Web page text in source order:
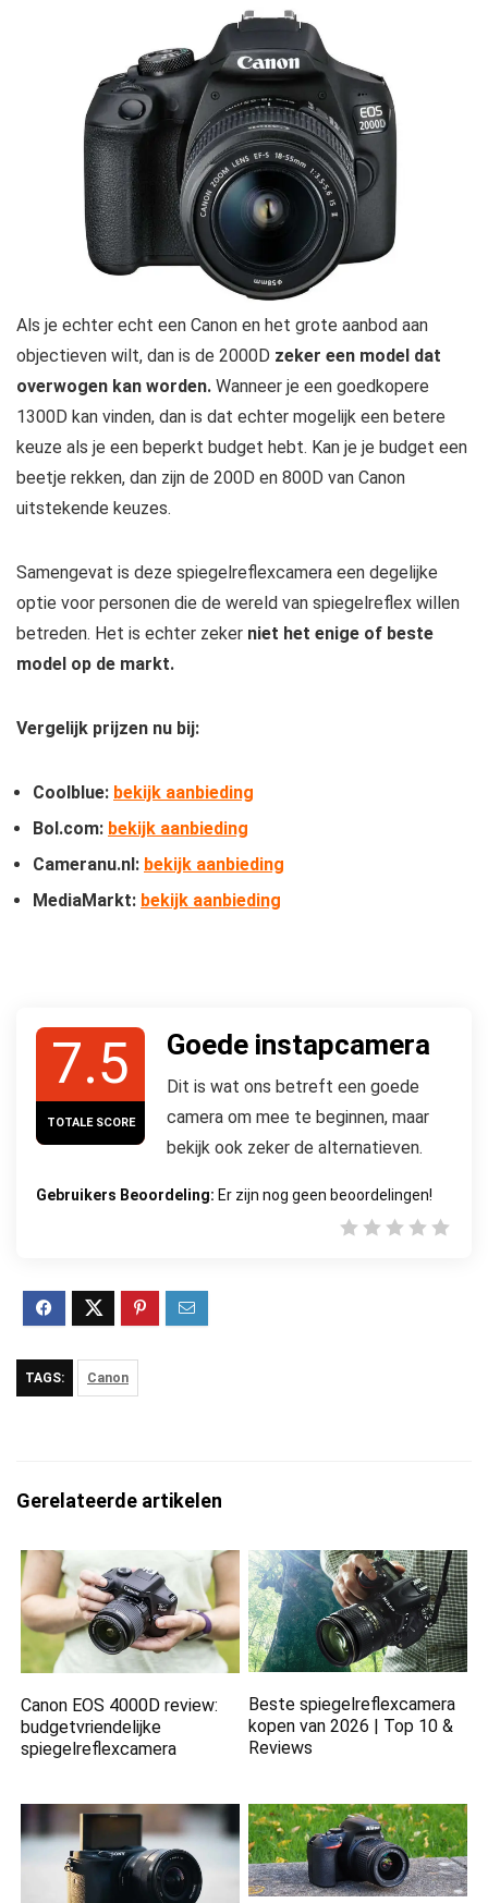
Als je echter echt een Canon en het grote aanbod aan
objectieven wilt, dan is de 2000D zeker een model dat
overwogen kan worden. Wanneer je een goedkopere
1300D kan vinden, dan is dat echter mogelijk een betere
keuze als je een beperkt budget hebt. Kan je je budget een
beetje rekken, dan zijn de 200D en 800D van Canon
uitstekende keuzes.
Samengevat is deze spiegelreflexcamera een degelijke
optie voor personen die de wereld van spiegelreflex willen
betreden. Het is echter zeker niet het enige of beste
model op de markt.
Vergelijk prijzen nu bij:
Coolblue: bekijk aanbieding
Bol.com: bekijk aanbieding
Cameranu.nl: bekijk aanbieding
MediaMarkt: bekijk aanbieding
7.5
TOTALE SCORE
Goede instapcamera
Dit is wat ons betreft een goede
camera om mee te beginnen, maar
bekijk ook zeker de alternatieven.
Gebruikers Beoordeling: Er zijn nog geen beoordelingen!
TAGS: Canon
Gerelateerde artikelen
Canon EOS 4000D review:
budgetvriendelijke
spiegelreflexcamera
Beste spiegelreflexcamera
kopen van 2026 | Top 10 &
Reviews